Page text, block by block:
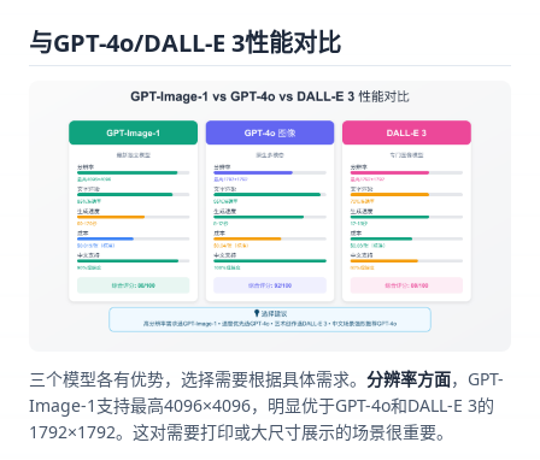
与GPT-4o/DALL-E 3性能对比
三个模型各有优势，选择需要根据具体需求。 分辨率方面，GPT-
Image-1支持最高4096×4096，明显优于GPT-4o和DALL-E 3的
1792×1792。这对需要打印或大尺寸展示的场景很重要。